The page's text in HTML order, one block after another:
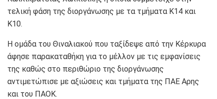
τελική φάση της διοργάνωσης με τα τμήματα Κ14 και
Κ10.
Η ομάδα του Θιναλιακού που ταξίδεψε από την Κέρκυρα
άφησε παρακαταθήκη για το μέλλον με τις εμφανίσεις
της καθώς στο περιθώριο της διοργάνωσης
αντιμετώπισε με αξιώσεις και τμήματα της ΠΑΕ Αρης
και του ΠΑΟΚ.